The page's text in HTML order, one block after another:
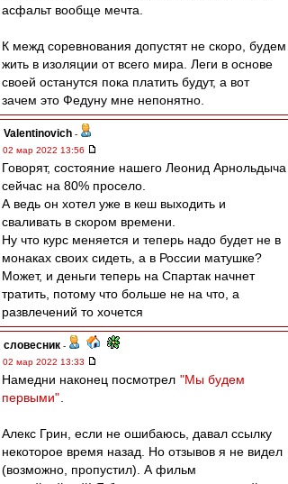
асфальт вообще мечта.
К межд соревнования допустят не скоро, будем
жить в изоляции от всего мира. Леги в основе
своей останутся пока платить будут, а вот
зачем это Федуну мне непонятно.
Valentinovich -
02 мар 2022 13:56
Говорят, состояние нашего Леонид Арнольдыча
сейчас на 80% просело.
А ведь он хотел уже в кеш выходить и
сваливать в скором времени.
Ну что курс меняется и теперь надо будет не в
монаках своих сидеть, а в России матушке?
Может, и деньги теперь на Спартак начнет
тратить, потому что больше не на что, а
развлечений то хочется
словесник -
02 мар 2022 13:33
Намедни наконец посмотрел "Мы будем
первыми"
Алекс Грин, если не ошибаюсь, давал ссылку
некоторое время назад. Но отзывов я не видел
(возможно, пропустил). А фильм